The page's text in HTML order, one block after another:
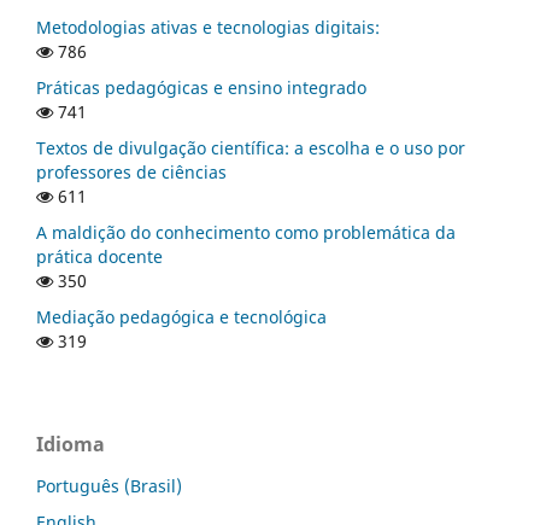
Metodologias ativas e tecnologias digitais:
786
Práticas pedagógicas e ensino integrado
741
Textos de divulgação científica: a escolha e o uso por
professores de ciências
611
A maldição do conhecimento como problemática da
prática docente
350
Mediação pedagógica e tecnológica
319
Idioma
Português (Brasil)